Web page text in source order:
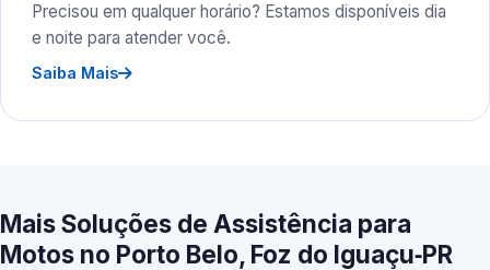
Precisou em qualquer horário? Estamos disponíveis dia
e noite para atender você.
Saiba Mais
Mais Soluções de Assistência para
Motos no Porto Belo, Foz do Iguaçu‑PR